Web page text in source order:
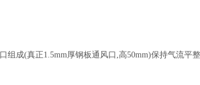
组成(真正1.5mm厚钢板通风口,高50mm)保持气流平